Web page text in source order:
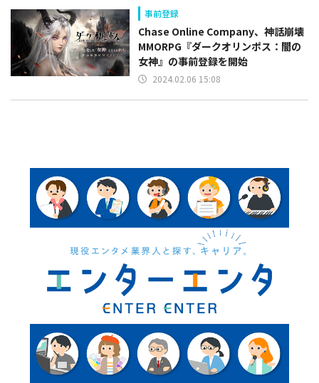
事前登録
Chase Online Company、神話崩壊
MMORPG『ダークオリンポス：闇の
女神』の事前登録を開始
2024.02.06 15:08